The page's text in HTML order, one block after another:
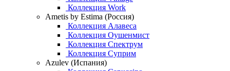
Коллекция Work
Ametis by Estima (Россия)
Коллекция Алавеса
Коллекция Оушенмист
Коллекция Спектрум
Коллекция Суприм
Azulev (Испания)